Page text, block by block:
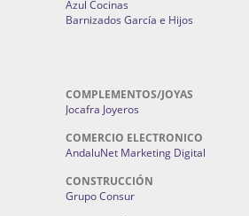
Azul Cocinas
Barnizados García e Hijos
COMPLEMENTOS/JOYAS
Jocafra Joyeros
COMERCIO ELECTRONICO
AndaluNet Marketing Digital
CONSTRUCCIÓN
Grupo Consur